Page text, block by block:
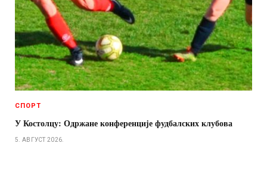
СПОРТ
У Костолцу: Одржане конференције фудбалских клубова
5. АВГУСТ 2026.